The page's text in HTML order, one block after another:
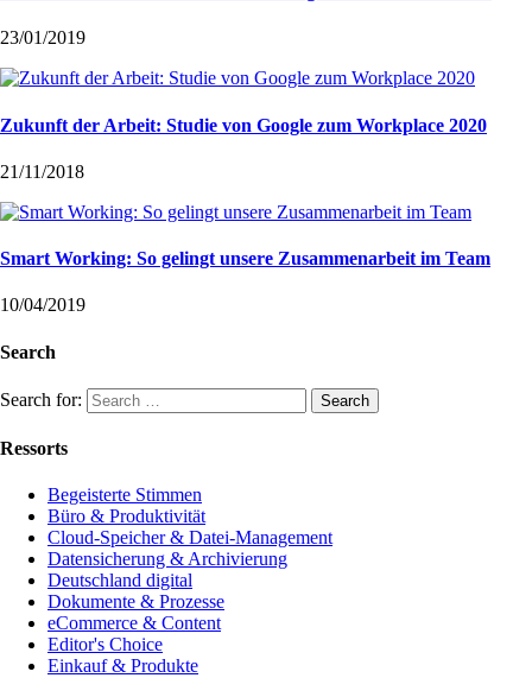
23/01/2019
Zukunft der Arbeit: Studie von Google zum Workplace 2020
21/11/2018
Smart Working: So gelingt unsere Zusammenarbeit im Team
10/04/2019
Search
Search for:
Ressorts
Begeisterte Stimmen
Büro & Produktivität
Cloud-Speicher & Datei-Management
Datensicherung & Archivierung
Deutschland digital
Dokumente & Prozesse
eCommerce & Content
Editor's Choice
Einkauf & Produkte